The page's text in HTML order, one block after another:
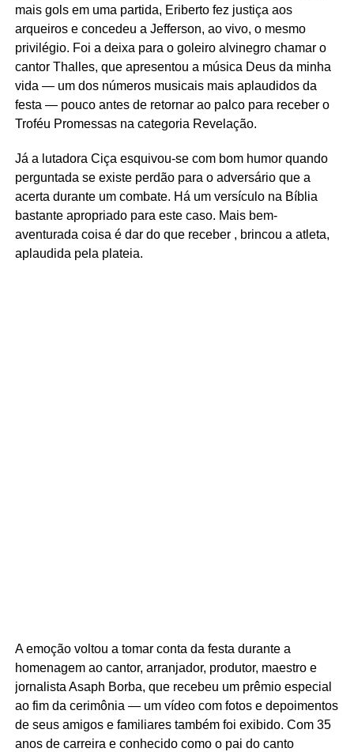
mais gols em uma partida, Eriberto fez justiça aos
arqueiros e concedeu a Jefferson, ao vivo, o mesmo
privilégio. Foi a deixa para o goleiro alvinegro chamar o
cantor Thalles, que apresentou a música Deus da minha
vida — um dos números musicais mais aplaudidos da
festa — pouco antes de retornar ao palco para receber o
Troféu Promessas na categoria Revelação.
Já a lutadora Ciça esquivou-se com bom humor quando
perguntada se existe perdão para o adversário que a
acerta durante um combate. Há um versículo na Bíblia
bastante apropriado para este caso. Mais bem-
aventurada coisa é dar do que receber , brincou a atleta,
aplaudida pela plateia.
A emoção voltou a tomar conta da festa durante a
homenagem ao cantor, arranjador, produtor, maestro e
jornalista Asaph Borba, que recebeu um prêmio especial
ao fim da cerimônia — um vídeo com fotos e depoimentos
de seus amigos e familiares também foi exibido. Com 35
anos de carreira e conhecido como o pai do canto